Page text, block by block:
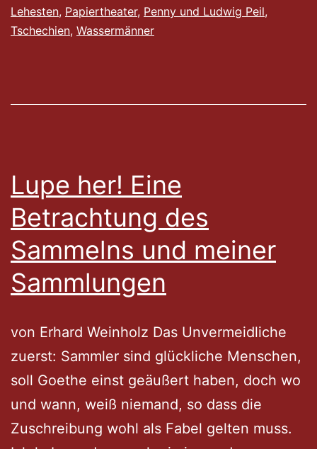
Lehesten, Papiertheater, Penny und Ludwig Peil,
Tschechien, Wassermänner
Lupe her! Eine
Betrachtung des
Sammelns und meiner
Sammlungen
von Erhard Weinholz Das Unvermeidliche
zuerst: Sammler sind glückliche Menschen,
soll Goethe einst geäußert haben, doch wo
und wann, weiß niemand, so dass die
Zuschreibung wohl als Fabel gelten muss.